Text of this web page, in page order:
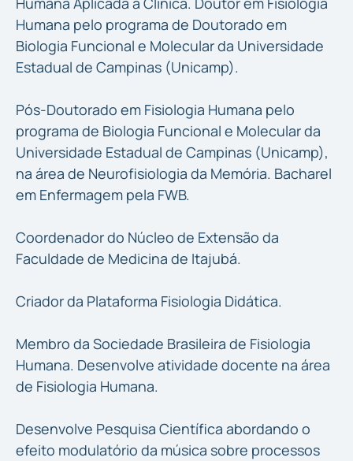
Humana pelo programa de Doutorado em
Biologia Funcional e Molecular da Universidade
Estadual de Campinas (Unicamp).
Pós-Doutorado em Fisiologia Humana pelo
programa de Biologia Funcional e Molecular da
Universidade Estadual de Campinas (Unicamp),
na área de Neurofisiologia da Memória. Bacharel
em Enfermagem pela FWB.
Coordenador do Núcleo de Extensão da
Faculdade de Medicina de Itajubá.
Criador da Plataforma Fisiologia Didática.
Membro da Sociedade Brasileira de Fisiologia
Humana. Desenvolve atividade docente na área
de Fisiologia Humana.
Desenvolve Pesquisa Científica abordando o
efeito modulatório da música sobre processos